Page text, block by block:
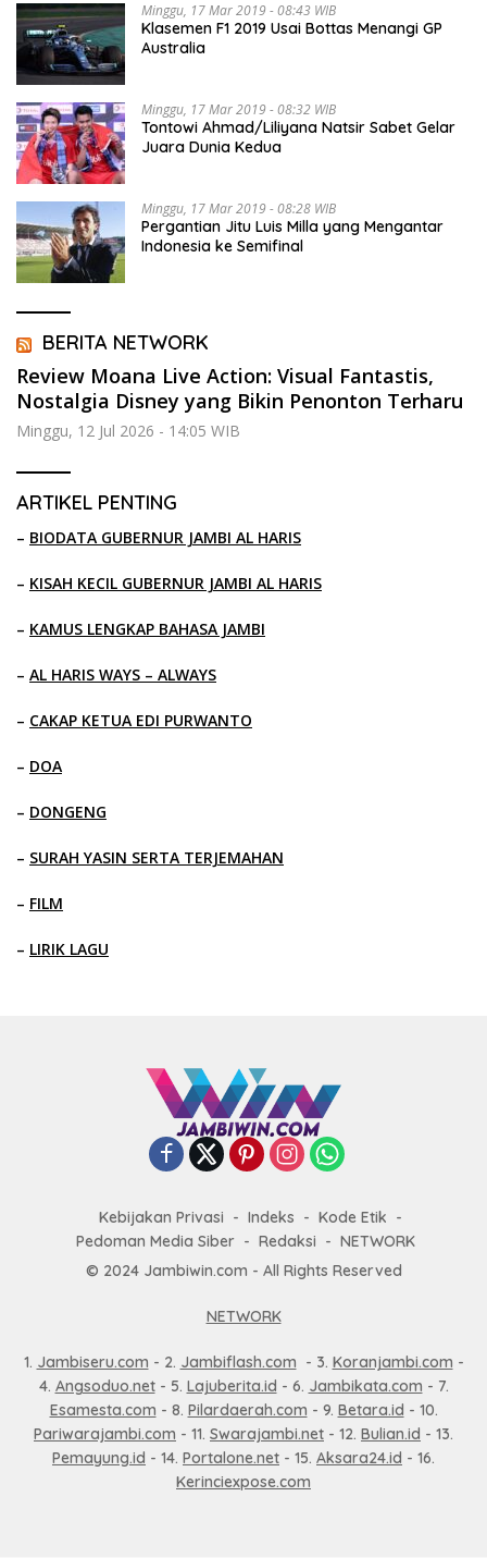
Minggu, 17 Mar 2019 - 08:43 WIB
Klasemen F1 2019 Usai Bottas Menangi GP
Australia
Minggu, 17 Mar 2019 - 08:32 WIB
Tontowi Ahmad/Liliyana Natsir Sabet Gelar
Juara Dunia Kedua
Minggu, 17 Mar 2019 - 08:28 WIB
Pergantian Jitu Luis Milla yang Mengantar
Indonesia ke Semifinal
BERITA NETWORK
Review Moana Live Action: Visual Fantastis,
Nostalgia Disney yang Bikin Penonton Terharu
Minggu, 12 Jul 2026 - 14:05 WIB
ARTIKEL PENTING
– BIODATA GUBERNUR JAMBI AL HARIS
– KISAH KECIL GUBERNUR JAMBI AL HARIS
– KAMUS LENGKAP BAHASA JAMBI
– AL HARIS WAYS – ALWAYS
– CAKAP KETUA EDI PURWANTO
– DOA
– DONGENG
– SURAH YASIN SERTA TERJEMAHAN
– FILM
– LIRIK LAGU
Kebijakan Privasi Indeks
Kode Etik
Pedoman Media Siber
Redaksi
NETWORK
© 2024 Jambiwin.com - All Rights Reserved
NETWORK
1. Jambiseru.com - 2. Jambiflash.com - 3. Koranjambi.com -
4. Angsoduo.net- 5. Lajuberita.id - 6. Jambikata.com - 7.
Esamesta.com - 8. Pilardaerah.com - 9. Betara.id - 10.
Pariwarajambi.com - 11. Swarajambi.net - 12. Bulian.id - 13.
Pemayung.id - 14. Portalone.net - 15. Aksara24.id - 16.
Kerinciexpose.com